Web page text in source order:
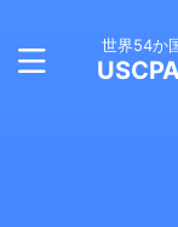
世界54か